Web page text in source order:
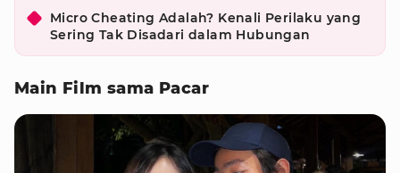
Micro Cheating Adalah? Kenali Perilaku yang
Sering Tak Disadari dalam Hubungan
Main Film sama Pacar